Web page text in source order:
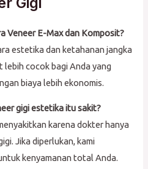
Veneer E-Max dan Komposit?
estetika dan ketahanan jangka
lebih cocok bagi Anda yang
biaya lebih ekonomis.
gigi estetika itu sakit?
karena dokter hanya
Jika diperlukan, kami
kenyamanan total Anda.